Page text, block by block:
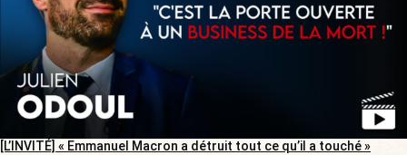
[L’INVITÉ] « Emmanuel Macron a détruit tout ce qu’il a touché »